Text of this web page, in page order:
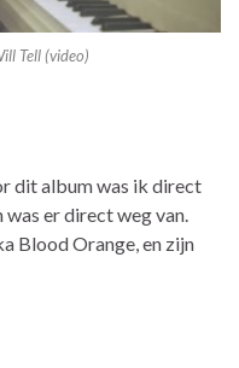
Tell (video)
dit album was ik direct
er direct weg van.
Blood Orange, en zijn